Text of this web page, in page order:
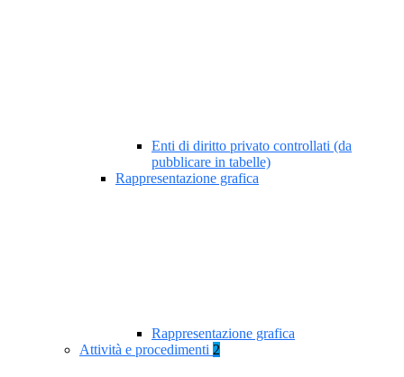
Enti di diritto privato controllati (da
pubblicare in tabelle)
Rappresentazione grafica
Rappresentazione grafica
Attività e procedimenti 2